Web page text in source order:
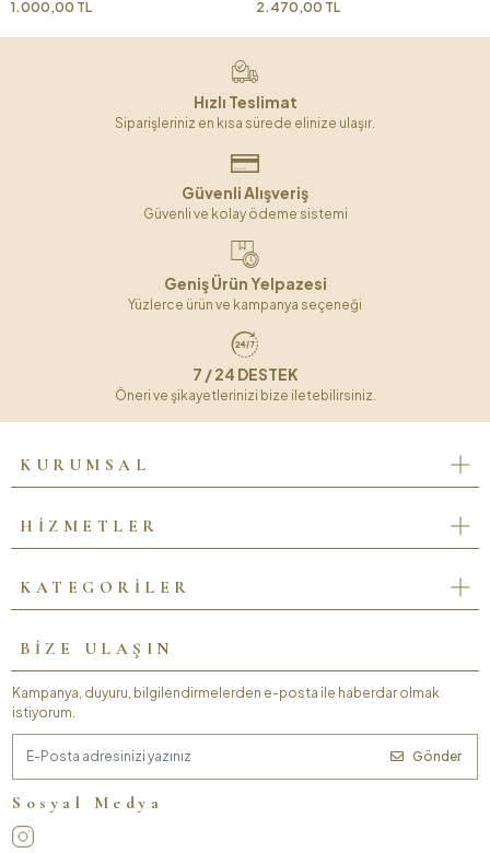
1.000,00 TL 2.470,00 TL
Hızlı Teslimat
Siparişleriniz en kısa sürede elinize ulaşır.
Güvenli Alışveriş
Güvenli ve kolay ödeme sistemi
Geniş Ürün Yelpazesi
Yüzlerce ürün ve kampanya seçeneği
7 / 24 DESTEK
Öneri ve şikayetlerinizi bize iletebilirsiniz.
KURUMSAL
HİZMETLER
KATEGORİLER
BİZE ULAŞIN
Kampanya, duyuru, bilgilendirmelerden e-posta ile haberdar olmak
istiyorum.
Gönder
Sosyal Medya